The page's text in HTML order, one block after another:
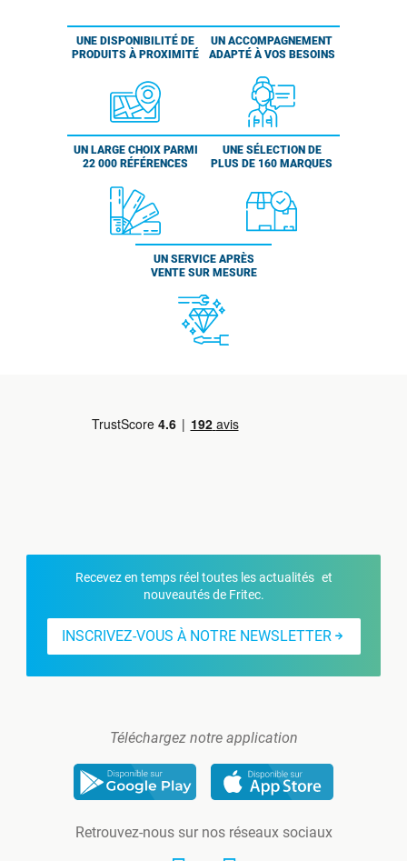
UNE DISPONIBILITÉ DE
PRODUITS À PROXIMITÉ
UN ACCOMPAGNEMENT
ADAPTÉ À VOS BESOINS
UN LARGE CHOIX PARMI
22 000 RÉFÉRENCES
UNE SÉLECTION DE
PLUS DE 160 MARQUES
UN SERVICE APRÈS
VENTE SUR MESURE
Recevez en temps réel toutes les actualités et
nouveautés de Fritec.
INSCRIVEZ-VOUS À NOTRE NEWSLETTER
Téléchargez notre application
Retrouvez-nous sur nos réseaux sociaux